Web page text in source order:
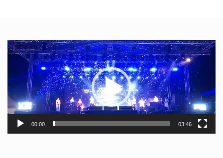
Video
Player
00:00 03:46